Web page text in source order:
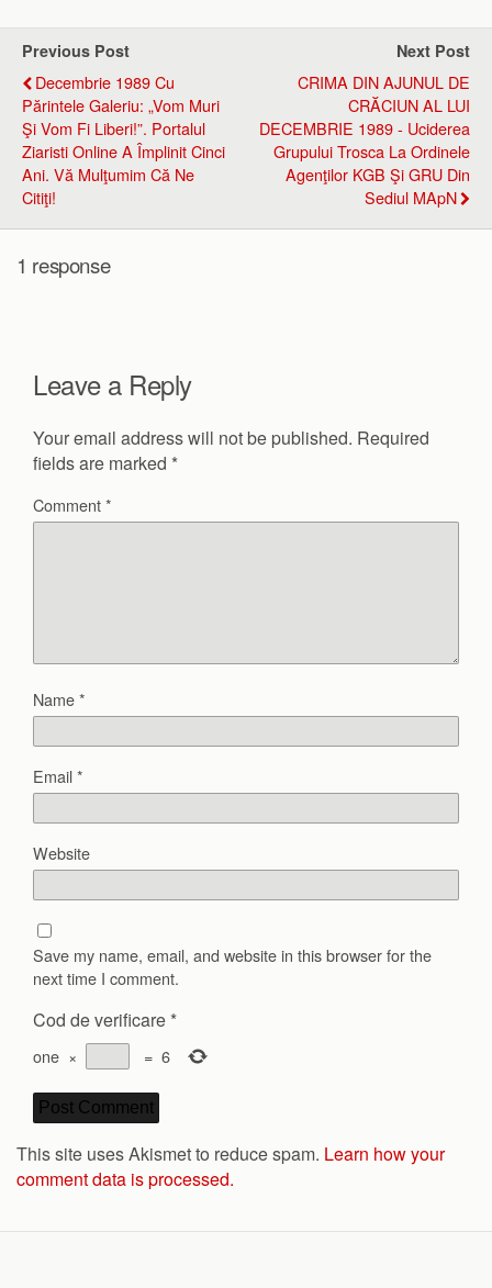
Previous Post
Decembrie 1989 Cu
Părintele Galeriu: „Vom Muri
Şi Vom Fi Liberi!”. Portalul
Ziaristi Online A Împlinit Cinci
Ani. Vă Mulţumim Că Ne
Citiţi!
Next Post
CRIMA DIN AJUNUL DE
CRĂCIUN AL LUI
DECEMBRIE 1989 - Uciderea
Grupului Trosca La Ordinele
Agenţilor KGB Şi GRU Din
Sediul MApN
1 response
Leave a Reply
Your email address will not be published. Required
fields are marked *
Comment*
Name*
Email*
Website
Save my name, email, and website in this browser for the
next time I comment.
Cod de verificare *
one × = 6
This site uses Akismet to reduce spam. Learn how your
comment data is processed.